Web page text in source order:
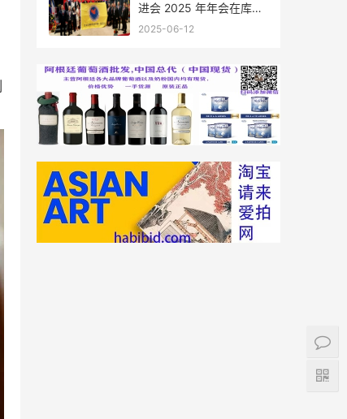
进会 2025 年年会在库拉
索圆满举行，共绘反“独”
2025-06-12